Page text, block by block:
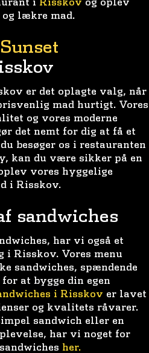
og lækre mad.
Sunset
er det oplagte valg, når
mad hurtigt. Vores
og vores moderne
det nemt for dig at få et
besøger os i restauranten
kan du være sikker på en
vores hyggelige
i Risskov.
sandwiches
har vi også et
Risskov. Vores menu
sandwiches, spændende
at bygge din egen
i Risskov er lavet
og kvalitets råvarer.
sandwich eller en
har vi noget for
her.